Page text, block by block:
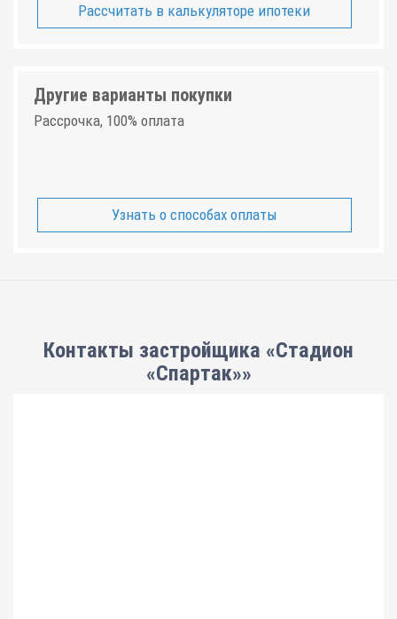
Рассчитать в калькуляторе ипотеки
Другие варианты покупки
Рассрочка, 100% оплата
Узнать о способах оплаты
Контакты застройщика «Стадион
«Спартак»»